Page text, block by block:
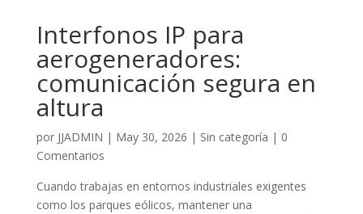
Interfonos IP para
aerogeneradores:
comunicación segura en
altura
por JJADMIN | May 30, 2026 | Sin categoría | 0
Comentarios
Cuando trabajas en entornos industriales exigentes
como los parques eólicos, mantener una